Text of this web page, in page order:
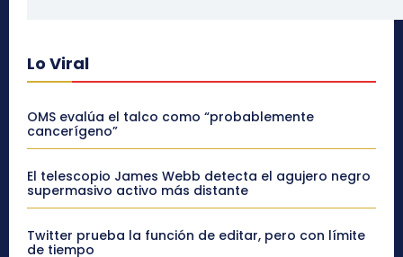
Lo Viral
OMS evalúa el talco como “probablemente
cancerígeno”
El telescopio James Webb detecta el agujero negro
supermasivo activo más distante
Twitter prueba la función de editar, pero con límite
de tiempo